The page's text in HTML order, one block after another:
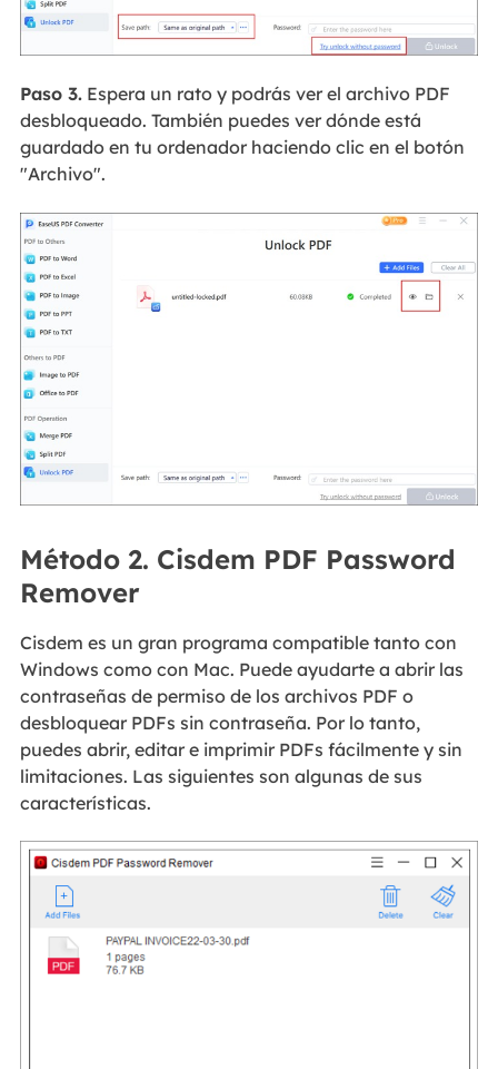
Paso 3.Espera un rato y podrás ver el archivo PDF
desbloqueado. También puedes ver dónde está
guardado en tu ordenador haciendo clic en el botón
"Archivo".
Método 2. Cisdem PDF Password
Remover
Cisdem es un gran programa compatible tanto con
Windows como con Mac. Puede ayudarte a abrir las
contraseñas de permiso de los archivos PDF o
desbloquear PDFs sin contraseña. Por lo tanto,
puedes abrir, editar e imprimir PDFs fácilmente y sin
limitaciones. Las siguientes son algunas de sus
características.